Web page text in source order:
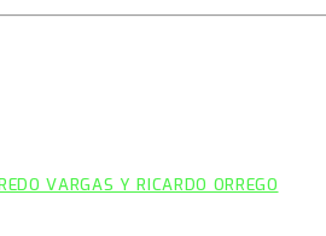
VARGAS Y RICARDO ORREGO